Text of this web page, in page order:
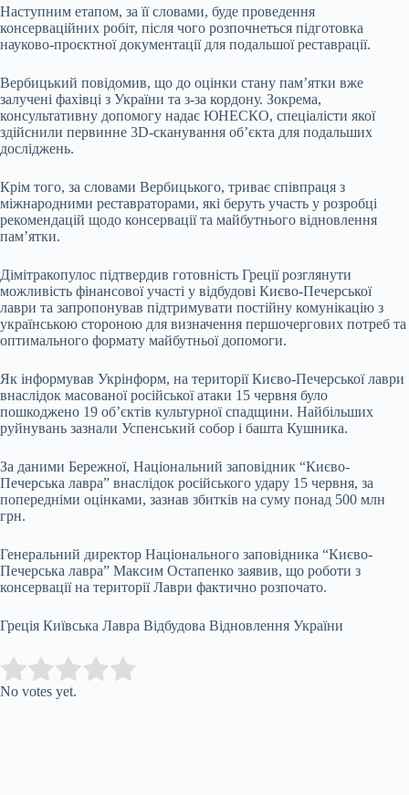
Наступним етапом, за її словами, буде проведення
консерваційних робіт, після чого розпочнеться підготовка
науково-проєктної документації для подальшої реставрації.
Вербицький повідомив, що до оцінки стану пам’ятки вже
залучені фахівці з України та з-за кордону. Зокрема,
консультативну допомогу надає ЮНЕСКО, спеціалісти якої
здійснили первинне 3D-сканування об’єкта для подальших
досліджень.
Крім того, за словами Вербицького, триває співпраця з
міжнародними реставраторами, які беруть участь у розробці
рекомендацій щодо консервації та майбутнього відновлення
пам’ятки.
Дімітракопулос підтвердив готовність Греції розглянути
можливість фінансової участі у відбудові Києво-Печерської
лаври та запропонував підтримувати постійну комунікацію з
українською стороною для визначення першочергових потреб та
оптимального формату майбутньої допомоги.
Як інформував Укрінформ, на території Києво-Печерської лаври
внаслідок масованої російської атаки 15 червня було
пошкоджено 19 об’єктів культурної спадщини. Найбільших
руйнувань зазнали Успенський собор і башта Кушника.
За даними Бережної, Національний заповідник “Києво-
Печерська лавра” внаслідок російського удару 15 червня, за
попередніми оцінками, зазнав збитків на суму понад 500 млн
грн.
Генеральний директор Національного заповідника “Києво-
Печерська лавра” Максим Остапенко заявив, що роботи з
консервації на території Лаври фактично розпочато.
Греція Київська Лавра Відбудова Відновлення України
Rate this item:
No votes yet.